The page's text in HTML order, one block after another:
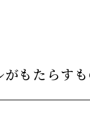
がもたらす